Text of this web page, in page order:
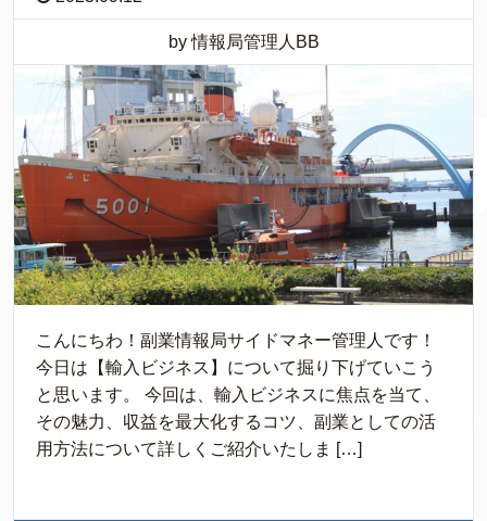
by 情報局管理人BB
こんにちわ！副業情報局サイドマネー管理人です！
今日は【輸入ビジネス】について掘り下げていこう
と思います。 今回は、輸入ビジネスに焦点を当て、
その魅力、収益を最大化するコツ、副業としての活
用方法について詳しくご紹介いたしま […]